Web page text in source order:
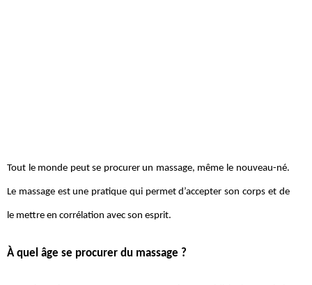
Tout le monde peut se procurer un massage, même le nouveau-né.
Le massage est une pratique qui permet d’accepter son corps et de
le mettre en corrélation avec son esprit.
À quel âge se procurer du massage ?